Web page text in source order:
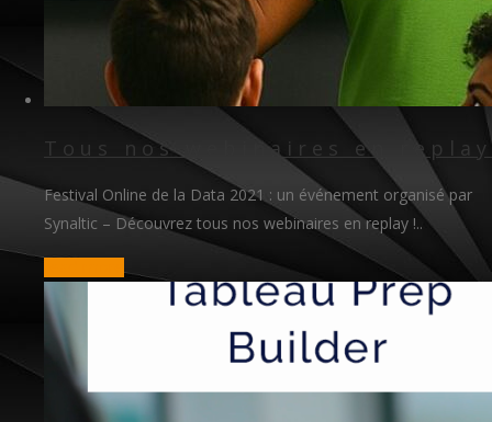
Tous nos webinaires en replay
Festival Online de la Data 2021 : un événement organisé par
Synaltic – Découvrez tous nos webinaires en replay !..